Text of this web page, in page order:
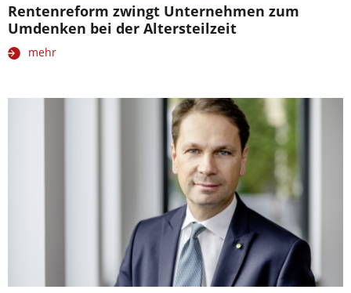
Rentenreform zwingt Unternehmen zum
Umdenken bei der Altersteilzeit
mehr